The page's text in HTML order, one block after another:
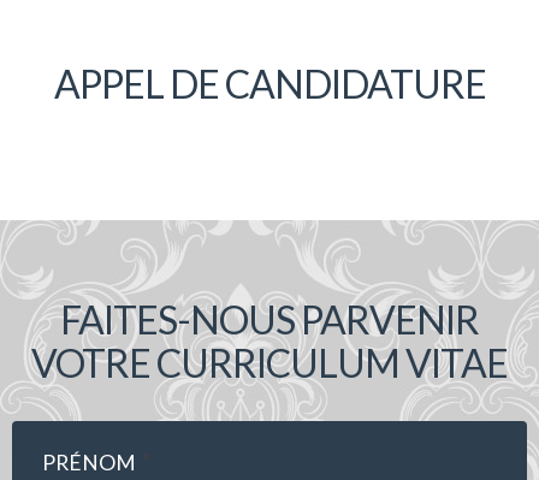
APPEL DE CANDIDATURE
FAITES-NOUS PARVENIR
VOTRE CURRICULUM VITAE
PRÉNOM